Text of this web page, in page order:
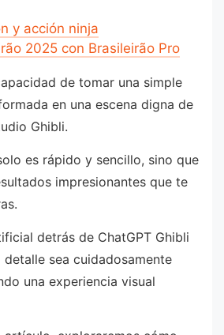
y acción ninja
2025 con Brasileirão Pro
de tomar una simple
en una escena digna de
Ghibli.
es rápido y sencillo, sino que
impresionantes que te
detrás de ChatGPT Ghibli
detalle sea cuidadosamente
una experiencia visual